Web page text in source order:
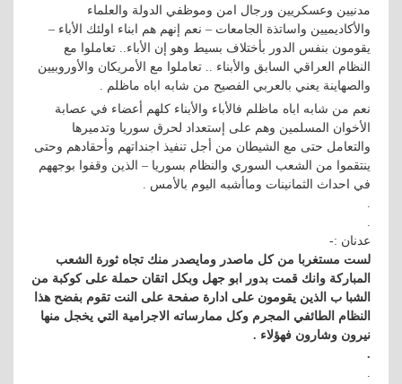
مدنيين وعسكريين ورجال امن وموظفي الدولة والعلماء
والأكاديميين واساتذة الجامعات – نعم إنهم هم ابناء اولئك الأباء –
يقومون بنفس الدور بأختلاف بسيط وهو إن الأباء.. تعاملوا مع
النظام العراقي السابق والأبناء .. تعاملوا مع الأمريكان والأوروبيين
والصهاينة يعني بالعربي الفصيح من شابه اباه ماظلم .
نعم من شابه اباه ماظلم فالأباء والأبناء كلهم أعضاء في عصابة
الأخوان المسلمين وهم على إستعداد لحرق سوريا وتدميرها
والتعامل حتى مع الشيطان من أجل تنفيذ اجنداتهم وأحقادهم وحتى
ينتقموا من الشعب السوري والنظام بسوريا – الذين وقفوا بوجههم
في احداث الثمانينات وماأشبه اليوم بالأمس .
.
.
عدنان :-
لست مستغربا من كل ماصدر ومايصدر منك تجاه ثورة الشعب
المباركة وانك قمت بدور ابو جهل وبكل اتقان حملة على كوكبة من
الشبا ب الذين يقومون على ادارة صفحة على النت تقوم بفضح هذا
النظام الطائفي المجرم وكل ممارساته الاجرامية التي يخجل منها
نيرون وشارون فهؤلاء .
.
.